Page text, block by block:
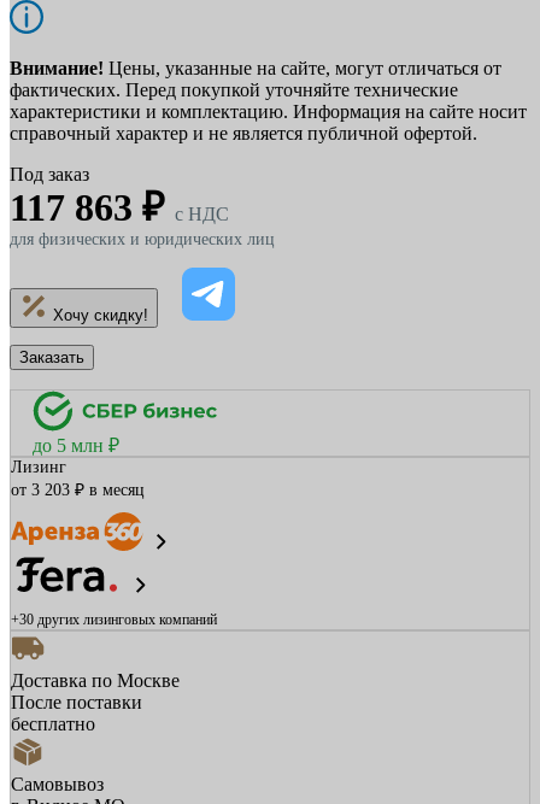
Внимание! Цены, указанные на сайте, могут отличаться от
фактических. Перед покупкой уточняйте технические
характеристики и комплектацию. Информация на сайте носит
справочный характер и не является публичной офертой.
Под заказ
117 863 ₽ c НДС
для физических и юридических лиц
Хочу скидку!
Заказать
до 5 млн ₽
Лизинг
от 3 203 ₽ в месяц
+30 других лизинговых компаний
Доставка по Москве
После поставки
бесплатно
Самовывоз